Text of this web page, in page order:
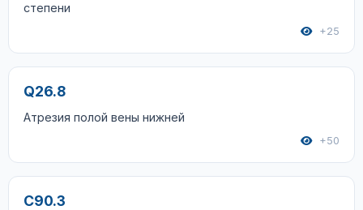
степени
+25
Q26.8
Атрезия полой вены нижней
+50
C90.3